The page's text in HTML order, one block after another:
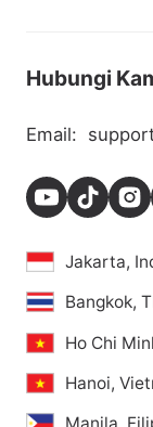
Hubungi
Email:
Jakarta,
Bangkok,
Ho Chi
Hanoi,